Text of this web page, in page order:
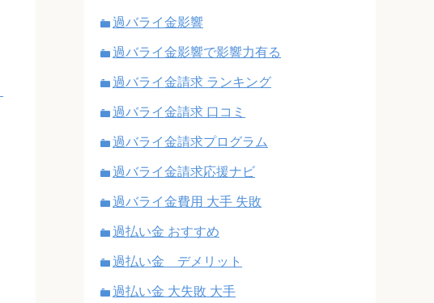
過バライ金影響
過バライ金影響で影響力有る
過バライ金請求 ランキング
過バライ金請求 口コミ
過バライ金請求プログラム
過バライ金請求応援ナビ
過バライ金費用 大手 失敗
過払い金 おすすめ
過払い金 デメリット
過払い金 大失敗 大手